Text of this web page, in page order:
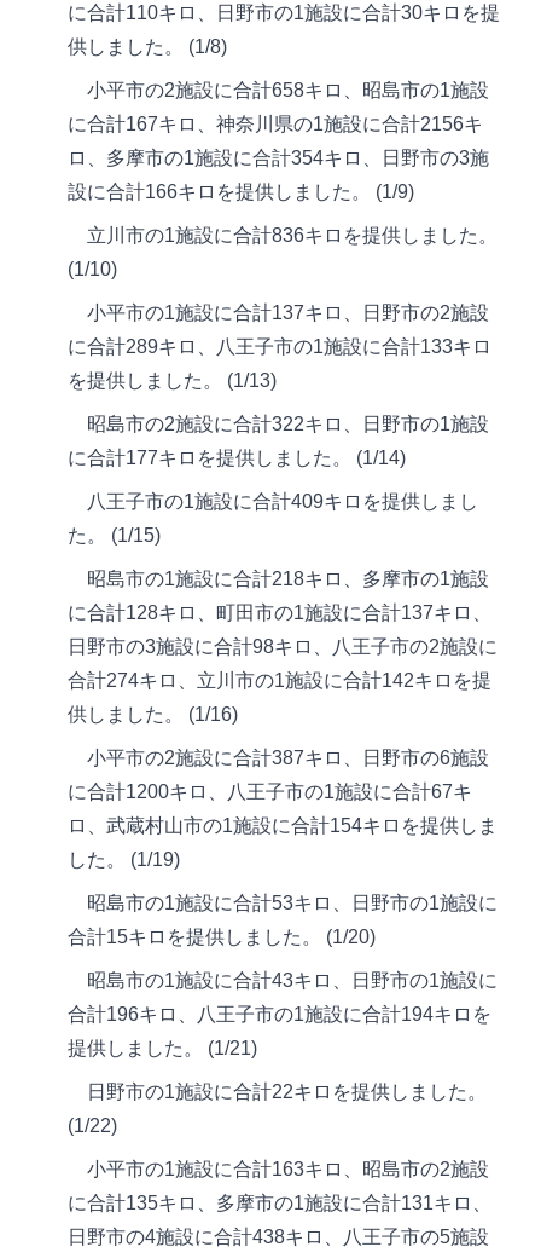
に合計110キロ、日野市の1施設に合計30キロを提
供しました。 (1/8)
小平市の2施設に合計658キロ、昭島市の1施設
に合計167キロ、神奈川県の1施設に合計2156キ
ロ、多摩市の1施設に合計354キロ、日野市の3施
設に合計166キロを提供しました。 (1/9)
立川市の1施設に合計836キロを提供しました。
(1/10)
小平市の1施設に合計137キロ、日野市の2施設
に合計289キロ、八王子市の1施設に合計133キロ
を提供しました。 (1/13)
昭島市の2施設に合計322キロ、日野市の1施設
に合計177キロを提供しました。 (1/14)
八王子市の1施設に合計409キロを提供しまし
た。 (1/15)
昭島市の1施設に合計218キロ、多摩市の1施設
に合計128キロ、町田市の1施設に合計137キロ、
日野市の3施設に合計98キロ、八王子市の2施設に
合計274キロ、立川市の1施設に合計142キロを提
供しました。 (1/16)
小平市の2施設に合計387キロ、日野市の6施設
に合計1200キロ、八王子市の1施設に合計67キ
ロ、武蔵村山市の1施設に合計154キロを提供しま
した。 (1/19)
昭島市の1施設に合計53キロ、日野市の1施設に
合計15キロを提供しました。 (1/20)
昭島市の1施設に合計43キロ、日野市の1施設に
合計196キロ、八王子市の1施設に合計194キロを
提供しました。 (1/21)
日野市の1施設に合計22キロを提供しました。
(1/22)
小平市の1施設に合計163キロ、昭島市の2施設
に合計135キロ、多摩市の1施設に合計131キロ、
日野市の4施設に合計438キロ、八王子市の5施設